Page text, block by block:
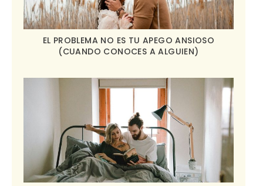
EL PROBLEMA NO ES TU APEGO ANSIOSO
(CUANDO CONOCES A ALGUIEN)